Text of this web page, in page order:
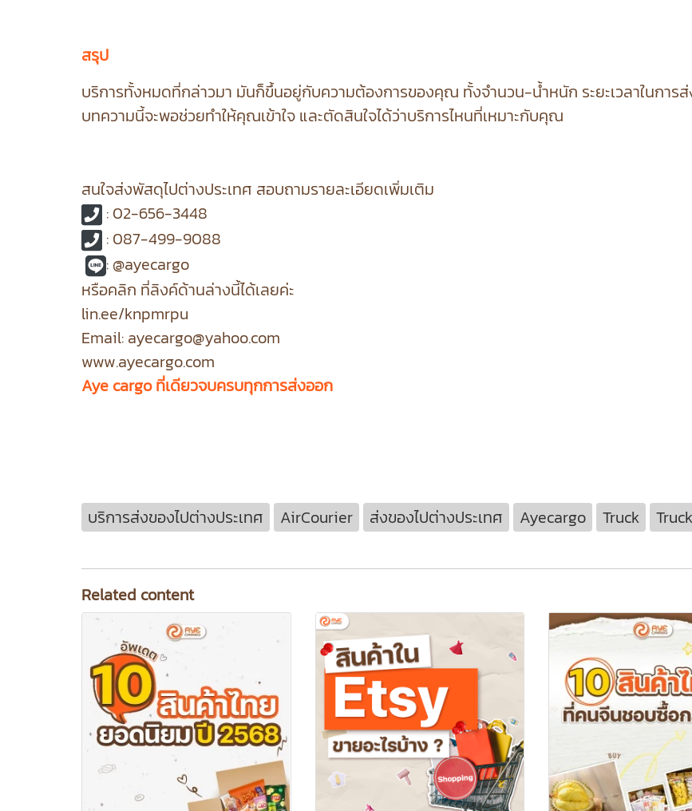
สรุป
บริการทั้งหมดที่กล่าวมา มันก็ขึ้นอยู่กับความต้องการของคุณ ทั้งจำนวน-น้ำหนัก ระยะเวลาในการ
บทความนี้จะพอช่วยทำให้คุณเข้าใจ และตัดสินใจได้ว่าบริการไหนที่เหมาะกับคุณ
สนใจส่งพัสดุไปต่างประเทศ สอบถามรายละเอียดเพิ่มเติม
: 02-656-3448
: 087-499-9088
: @ayecargo
หรือคลิก ที่ลิงค์ด้านล่างนี้ได้เลยค่ะ
lin.ee/knpmrpu
Email: ayecargo@yahoo.com
www.ayecargo.com
Aye cargo ที่เดียวจบครบทุกการส่งออก
บริการส่งของไปต่างประเทศ AirCourier ส่งของไปต่างประเทศ Ayecargo Truck
Related content